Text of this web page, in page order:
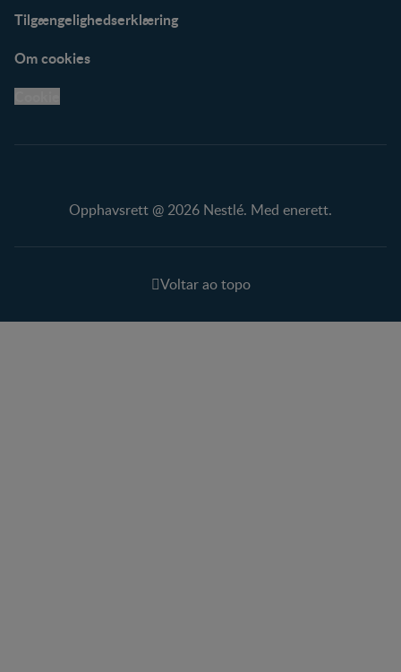
Tilgængelighedserklæring
Om cookies
Opphavsrett @ 2026 Nestlé. Med enerett.
Voltar ao topo